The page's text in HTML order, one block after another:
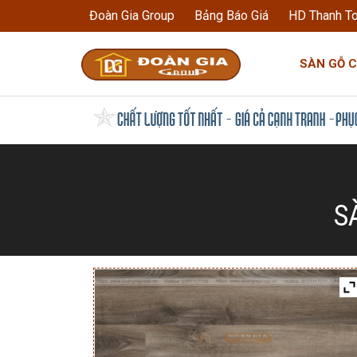
Đoàn Gia Group Bảng Báo Giá HD Thanh
SÀN GỖ